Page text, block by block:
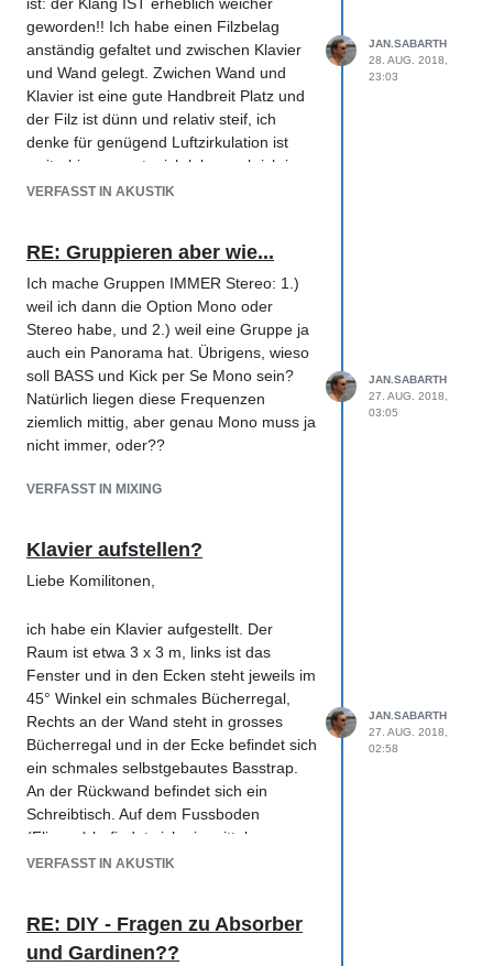
(kkk... Schallplatte was ist DAS denn jetzt
schon wieder???) kkk ... sollte ein Witz
sein!!!
geworden!! Ich habe einen Filzbelag
anständig gefaltet und zwischen Klavier
und Wand gelegt. Zwichen Wand und
Klavier ist eine gute Handbreit Platz und
der Filz ist dünn und relativ steif, ich
denke für genügend Luftzirkulation ist
weiterhin gesorgt... ich lebe auch ich in
einem warmen Land und wir heizen nie...
Holzwürmern aufpassen!!
Schon geil wie gut unsere Vorfahren
Klaviere gebaut haben: es ist ein
'Steinway & Sons' aus dem Jahr 1914...
ich habe es gerade neu durchstimmen
lassen und die Hämmerfilze vorsichtig
überarbeiten lassen... aber der Filz
dazwischen hat den Klang im kleinen
Raum wirklich sanft gemacht... das
Ich bin aber kein Pianist... ich habe es
zwei Kondensmics (M-Audio Nova)
abgenommen ... ich bin mal gespannt ob
die das Klavier 'rüberbringen... vor dem
irgendwo bei 1,6 KHz oder deren
Harmonischen... aber die 'Klanghärte'
habe ich definitiv eliminert.
VERFASST IN AKUSTIK
JAN.SABARTH
28. AUG. 2018,
23:03
RE: Gruppieren aber wie...
Ich mache Gruppen IMMER Stereo: 1.)
weil ich dann die Option Mono oder
Stereo habe, und 2.) weil eine Gruppe ja
auch ein Panorama hat. Übrigens, wieso
soll BASS und Kick per Se Mono sein?
Natürlich liegen diese Frequenzen
ziemlich mittig, aber genau Mono muss ja
nicht immer, oder??
VERFASST IN MIXING
JAN.SABARTH
27. AUG. 2018,
03:05
Klavier aufstellen?
Liebe Komilitonen,
ich habe ein Klavier aufgestellt. Der
Raum ist etwa 3 x 3 m, links ist das
Fenster und in den Ecken steht jeweils im
45° Winkel ein schmales Bücherregal,
Rechts an der Wand steht in grosses
Bücherregal und in der Ecke befindet sich
ein schmales selbstgebautes Basstrap.
An der Rückwand befindet sich ein
Schreibtisch. Auf dem Fussboden
(Fliesen) befindet sich ein mittelgrosser
Teppich. Eine typische Bibliothek halt...
Wand schrauben... ich möchte diesen
Raum nämlich auch für Aufnahmen
VERFASST IN AKUSTIK
JAN.SABARTH
27. AUG. 2018,
02:58
RE: DIY - Fragen zu Absorber
und Gardinen??